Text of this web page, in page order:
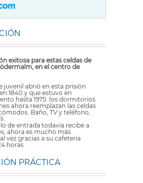
exitosa para estas celdas de
en el centro de
juvenil abrió en esta prisión
1840 y que estuvo en
hasta 1975: los dormitorios
ahora reemplazan las celdas
Baño, TV y teléfono,
de entrada todavía recibe a
ahora es mucho más
vez gracias a su cafetería
horas.
PRÁCTICA